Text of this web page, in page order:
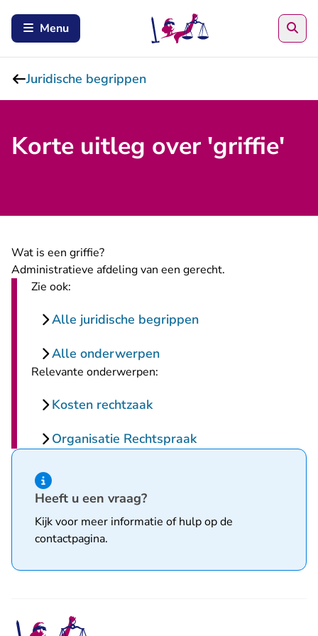
Menu
Juridische begrippen
Korte uitleg over 'griffie'
Wat is een griffie?
Administratieve afdeling van een gerecht.
Zie ook:
Alle juridische begrippen
Alle onderwerpen
Relevante onderwerpen:
Kosten rechtzaak
Organisatie Rechtspraak
Hint van type informatie
Heeft u een vraag?
Kijk voor meer informatie of hulp op de
contactpagina.